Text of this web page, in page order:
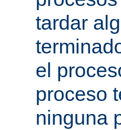
tardar
el
proceso
ninguna